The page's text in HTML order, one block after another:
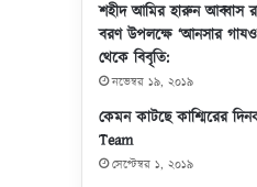
শহীদ আমির হারুন আব্বাস
বরণ উপলক্ষে ‘আনসার
থেকে বিবৃতি:
নভেম্বর ১৯, ২০১৯
কেমন কাটছে কাশ্মিরের
Team
সেপ্টেম্বর ১, ২০১৯